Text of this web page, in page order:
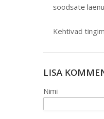
soodsate
Kehtivad
LISA
Nimi